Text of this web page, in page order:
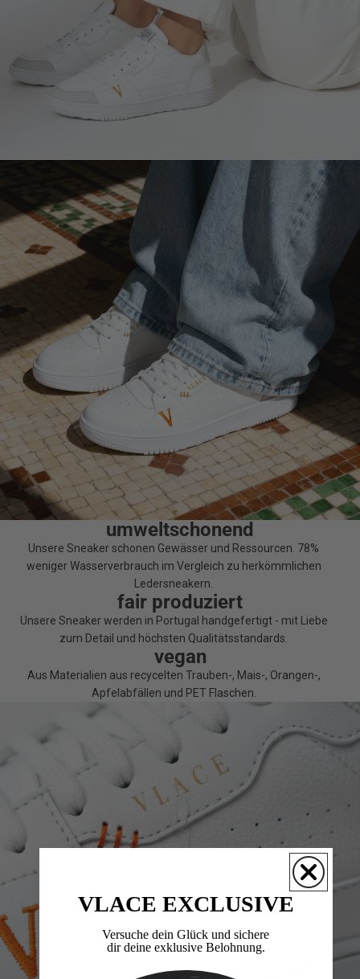
umweltschonend
Unsere Sneaker schonen Gewässer und Ressourcen. 78%
weniger Wasserverbrauch im Vergleich zu herkömmlichen
Ledersneakern.
fair produziert
Unsere Sneaker werden in Portugal handgefertigt - mit Liebe
zum Detail und höchsten Qualitätsstandards.
vegan
Aus Materialien aus recycelten Trauben-, Mais-, Orangen-,
Apfelabfällen und PET Flaschen.
VLACE EXCLUSIVE
Versuche dein Glück und sichere
dir deine exklusive Belohnung.​